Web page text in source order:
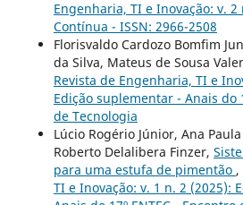
Engenharia, TI e Inovação: v.
Contínua - ISSN: 2966-2508
Florisvaldo Cardozo Bomfim
da Silva, Mateus de Sousa
Revista de Engenharia, TI e
Edição suplementar - Anais do
de Tecnologia
Lúcio Rogério Júnior, Ana
Roberto Delalibera Finzer,
para uma estufa de pimentão ,
TI e Inovação: v. 1 n. 2 (2025):